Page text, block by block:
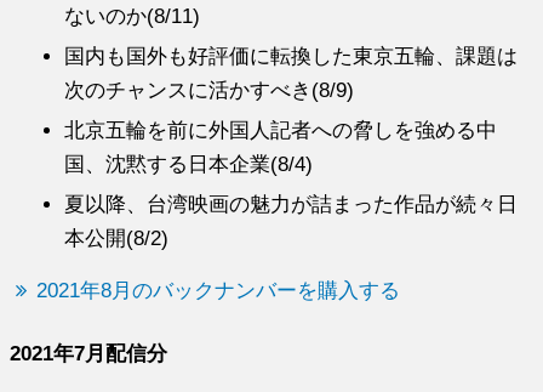
ないのか(8/11)
国内も国外も好評価に転換した東京五輪、課題は
次のチャンスに活かすべき(8/9)
北京五輪を前に外国人記者への脅しを強める中
国、沈黙する日本企業(8/4)
夏以降、台湾映画の魅力が詰まった作品が続々日
本公開(8/2)
2021年8月のバックナンバーを購入する
2021年7月配信分